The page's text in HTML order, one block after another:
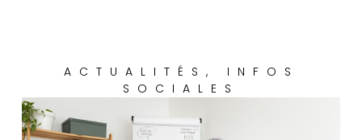
ACTUALITÉS , INFOS
SOCIALES